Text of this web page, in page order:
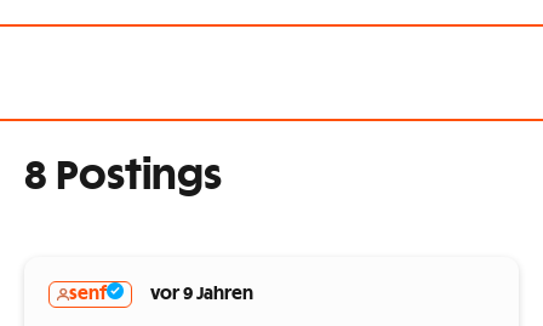
8 Postings
senf vor 9 Jahren